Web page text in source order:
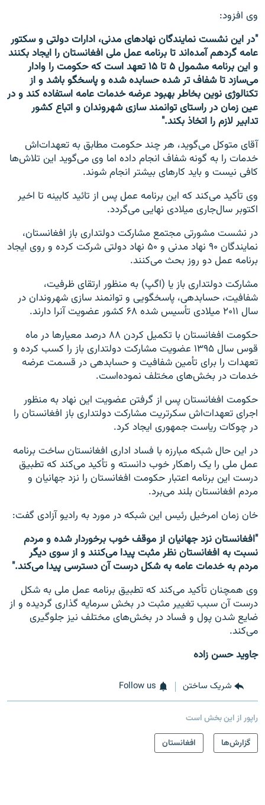
وی افزود:
"در این نشست نمایندگان نهاد‌های مدنی، ادارات دولتی و سکتور
عامه گردهم آمده‌اند تا برنامه عمل ملی افغانستان را ایجاد بکنند
و این برنامه مشمول ۵ تا ۱۵ تعهد است که حکومت را وادار
می‌سازد تا شفاف تر شده حسابده شده و پاسخگو باشد و از
تکنالوژی نوین بخاطر بهبود عرضه خدمات عامه استفاده کند و در
عین زمان در راستای توانمند سازی شهروندان و اتباع کشور
تدابیر لازم را اتخاذ بکند."
آقای متوکل می‌گوید، هر چند حکومت مطابق به تعهدات‌اش
خدمات را به گونه شفاف انجام داده اما وی می‌گوید این تلاش‌ها
کافی نیست و باید کارهای بیشتر انجام شوند.
وی تأکید می‌کند که این برنامه عمل پس از تائید کابینه تا اخیر
اکتوبر سال‌جاری میلادی نهایی می‌گردد.
در نشست مشورتی مجتمع مشارکت دولتداری باز افغانستان،
نمایندگان ۹۰ نهاد مدنی و ۵۰ نهاد دولتی شرکت کرده و روی ایجاد
برنامه عمل دو روز بحث می‌کنند.
مشارکت دولتداری باز یا (اگپ) به منظور ارتقای ظرفیت،
شفافیت، حسابدهی، پاسخگویی و توانمند سازی شهروندان در
سال ۲۰۱۱ میلادی تأسیس شده ۶۸ کشور عضویت آنرا دارند.
حکومت افغانستان با تکمیل کردن ۸۸ درصد معیارها در ماه
قوس سال ۱۳۹۵ عضویت مشارکت دولتداری باز را کسب کرده و
تعهدات را برای تأمین شفافیت و حسابدهی در قسمت عرضه
خدمات در بخش‌های مختلف نموده‌است.
حکومت افغانستان پس از گرفتن عضویت این نهاد به منظور
اجرای تعهدات‌اش سکرتریت مشارکت دولتداری باز افغانستان را
در چوکات ریاست جمهوری ایجاد کرد.
در این حال شبکه مبارزه با فساد اداری افغانستان ساخت برنامه
عمل ملی را یک راهکار خوب دانسته و تأکید می‌کند که تطبیق
درست این برنامه اعتبار حکومت افغانستان را نزد جهانیان و
مردم افغانستان بلند می‌برد.
خان زمان امرخیل رئیس این شبکه در مورد به رادیو آزادی گفت:
"افغانستان نزد جهانیان از موقف خوب برخوردار شده و مردم
نسبت به افغانستان نظر مثبت پیدا می‌کنند و از سوی دیگر
مردم به خدمات عامه به شکل درست آن دسترسی پیدا می‌کند."
وی همچنان تأکید می‌کند که تطبیق برنامه عمل ملی به شکل
درست آن سبب تغییر مثبت در بخش سرمایه گذاری گردیده و از
ضایع شدن پول و فساد در بخش‌های مختلف نیز جلوگیری
می‌کند.
جاوید حسن زاده
شریک ساختن Follow us
راپور از این بخش است
گزارش‌ها
افغانستان